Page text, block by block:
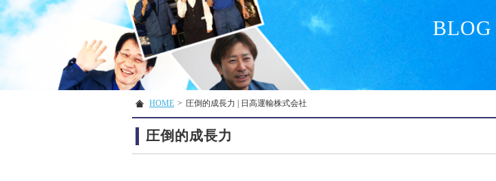
BLOG
HOME > 圧倒的成長力 | 日高運輸株式会社
圧倒的成長力